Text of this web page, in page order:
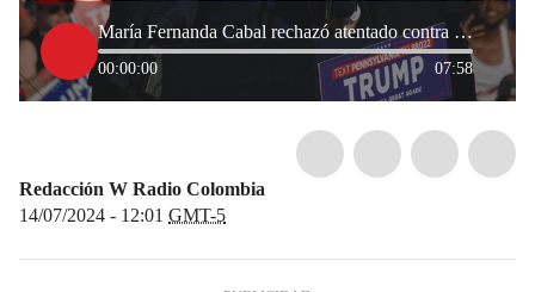
María Fernanda Cabal rechazó atentado contra Trump: “es deplorable”
00:00:00 07:58
Redacción W Radio Colombia
14/07/2024 - 12:01 GMT-5